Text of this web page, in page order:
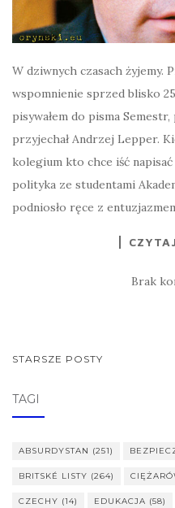
W dziwnych czasach żyjemy.
wspomnienie sprzed blisko
pisywałem do pisma
przyjechał Andrzej Lepper.
kolegium kto chce iść
polityka ze studentami
podniosło ręce z
Brak
NAWIGACJA
STARSZE POSTY
TAGI
ABSURDYSTAN (251)
BRITSKÉ LISTY (264)
CZECHY (14) EDUKACJA (58)